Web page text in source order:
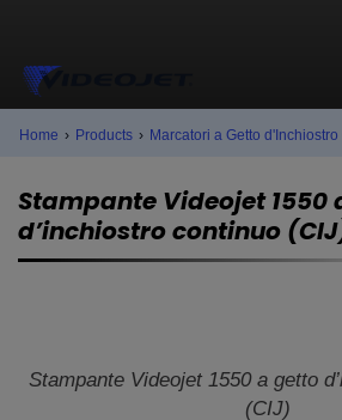
Home › Products › Marcatori a Getto
Stampante Videojet 1550
d’inchiostro continuo
Stampante Videojet 1550 a getto
(CIJ)